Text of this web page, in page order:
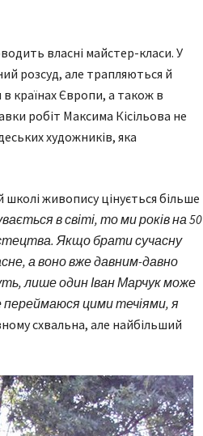
власні майстер-класи. У
розсуд, але трапляються й
країнах Європи, а також в
робіт Максима Кісільова не
художників, яка
школі живопису цінується більше
в світі, то ми років на 50
Якщо брати сучасну
а воно вже давним-давно
лише один Іван Марчук може
переймаюся цими течіями, я
схвальна, але найбільший